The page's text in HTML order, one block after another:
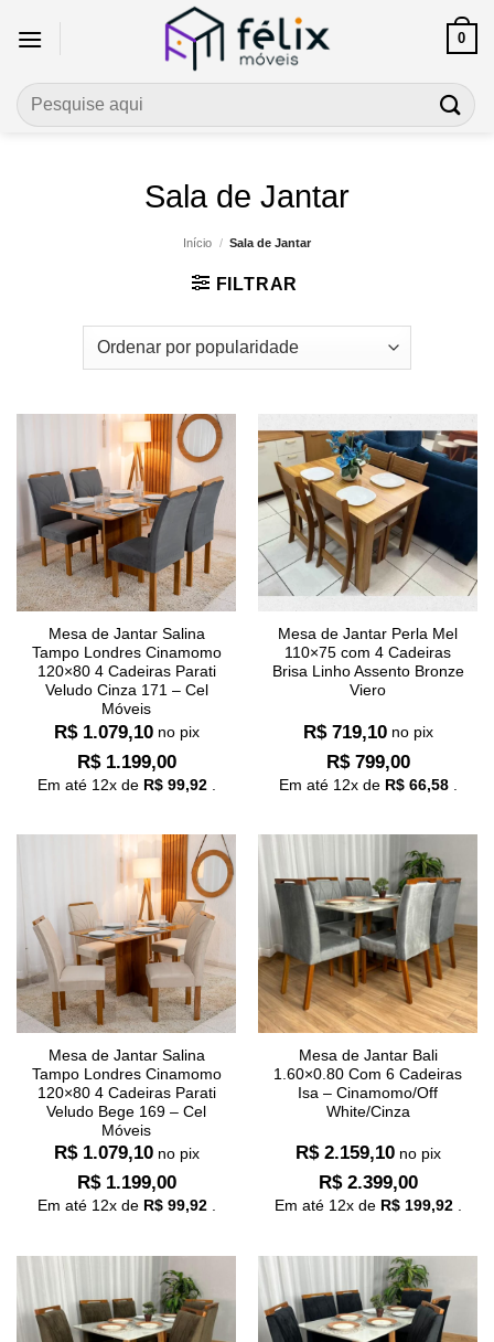
0
Pesquisar
por:
Sala de Jantar
Início / Sala de Jantar
FILTRAR
Mesa de Jantar Salina
Tampo Londres Cinamomo
120×80 4 Cadeiras Parati
Veludo Cinza 171 – Cel
Móveis
R$1.079,10 no pix
R$1.199,00
Em até 12x de R$99,92.
Mesa de Jantar Perla Mel
110×75 com 4 Cadeiras
Brisa Linho Assento Bronze
Viero
R$719,10 no pix
R$799,00
Em até 12x de R$66,58.
Mesa de Jantar Salina
Tampo Londres Cinamomo
120×80 4 Cadeiras Parati
Veludo Bege 169 – Cel
Móveis
R$1.079,10 no pix
R$1.199,00
Em até 12x de R$99,92.
Mesa de Jantar Bali
1.60×0.80 Com 6 Cadeiras
Isa – Cinamomo/Off
White/Cinza
R$2.159,10 no pix
R$2.399,00
Em até 12x de R$199,92.